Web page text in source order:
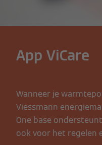
App ViCare
Wanneer je
Viessmann
One base
ook voor het regelen